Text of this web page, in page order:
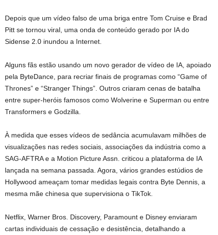
Depois que um vídeo falso de uma briga entre Tom Cruise e Brad
Pitt se tornou viral, uma onda de conteúdo gerado por IA do
Sidense 2.0 inundou a Internet.
Alguns fãs estão usando um novo gerador de vídeo de IA, apoiado
pela ByteDance, para recriar finais de programas como “Game of
Thrones” e “Stranger Things”. Outros criaram cenas de batalha
entre super-heróis famosos como Wolverine e Superman ou entre
Transformers e Godzilla.
À medida que esses vídeos de sedância acumulavam milhões de
visualizações nas redes sociais, associações da indústria como a
SAG-AFTRA e a Motion Picture Assn. criticou a plataforma de IA
lançada na semana passada. Agora, vários grandes estúdios de
Hollywood ameaçam tomar medidas legais contra Byte Dennis, a
mesma mãe chinesa que supervisiona o TikTok.
Netflix, Warner Bros. Discovery, Paramount e Disney enviaram
cartas individuais de cessação e desistência, detalhando a